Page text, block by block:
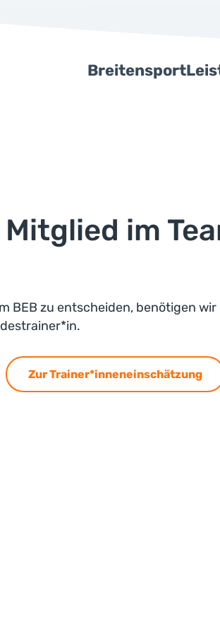
Breitensport
im
BEB zu entscheiden, benötigen
Zur Trainer*inneneinschätzung